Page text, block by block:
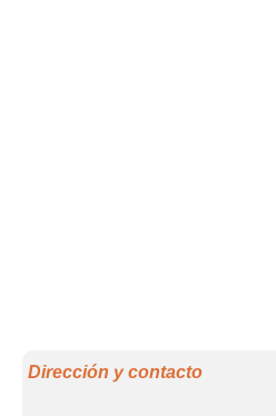
Dirección y contacto